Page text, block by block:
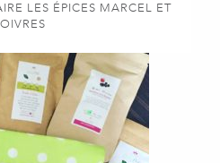
LES ÉPICES MARCEL ET